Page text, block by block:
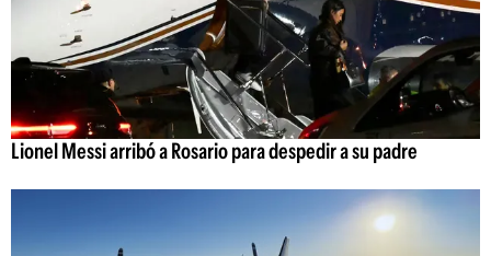
Lionel Messi arribó a Rosario para despedir a su padre